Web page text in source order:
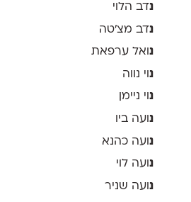
נדב הלוי
נדב מצ׳טה
נ ואל ערפאת
נ וי נווה
נוי ניימן
נ ועה ביו
נועה כהנא
נ ועה לוי
נ ועה שניר